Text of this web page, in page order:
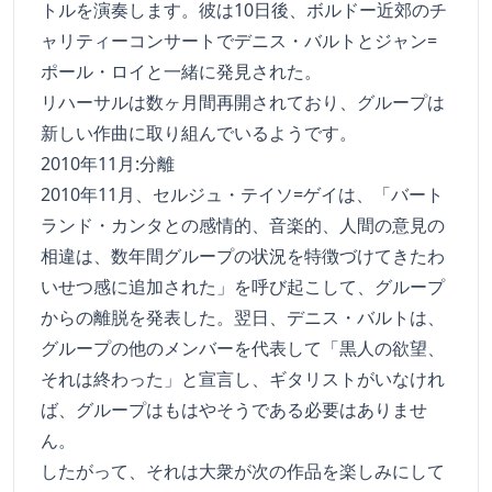
トルを演奏します。彼は10日後、ボルドー近郊のチ
ャリティーコンサートでデニス・バルトとジャン=
ポール・ロイと一緒に発見された。
リハーサルは数ヶ月間再開されており、グループは
新しい作曲に取り組んでいるようです。
2010年11月:分離
2010年11月、セルジュ・テイソ=ゲイは、「バート
ランド・カンタとの感情的、音楽的、人間の意見の
相違は、数年間グループの状況を特徴づけてきたわ
いせつ感に追加された」を呼び起こして、グループ
からの離脱を発表した。翌日、デニス・バルトは、
グループの他のメンバーを代表して「黒人の欲望、
それは終わった」と宣言し、ギタリストがいなけれ
ば、グループはもはやそうである必要はありませ
ん。
したがって、それは大衆が次の作品を楽しみにして